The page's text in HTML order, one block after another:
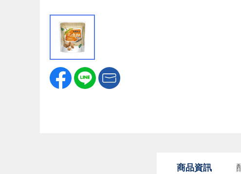
商品資訊